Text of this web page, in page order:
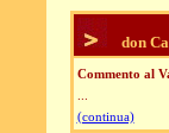
don
Commento al
(continua)